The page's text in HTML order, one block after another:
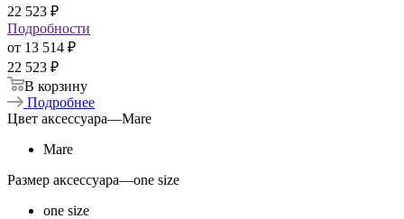
22 523 ₽
Подробности
от 13 514 ₽
22 523 ₽
В корзину
Подробнее
Цвет аксессуара—Mare
Mare
Размер аксессуара—one size
one size